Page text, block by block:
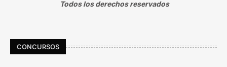
Todos los derechos reservados
CONCURSOS